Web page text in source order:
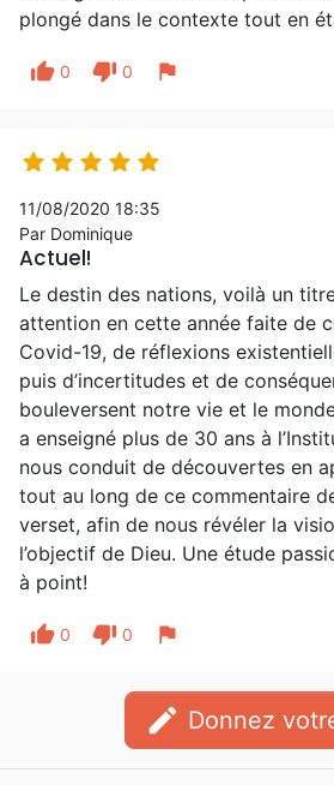
plongé dans le contexte tout en
thumb_up 0 thumb_down 0 flag
    
11/08/2020 18:35
Par Dominique
Actuel!
Le destin des nations, voilà un
attention en cette année faite de
Covid-19, de réflexions
puis d’incertitudes et de
bouleversent notre vie et le
a enseigné plus de 30 ans à
nous conduit de découvertes en
tout au long de ce commentaire
verset, afin de nous révéler la
l’objectif de Dieu. Une étude
à point!
thumb_up 0 thumb_down 0 flag
edit Donnez